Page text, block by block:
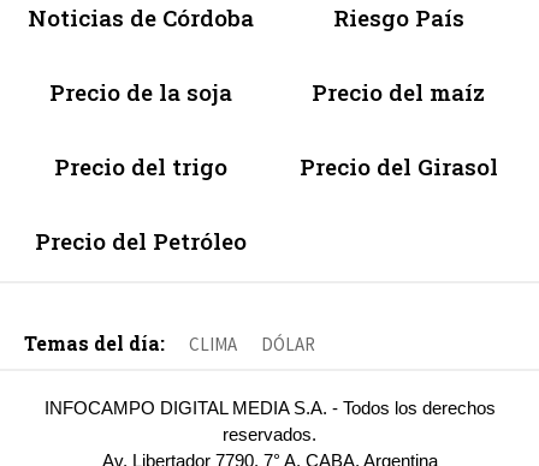
Noticias de Córdoba Riesgo País
Precio de la soja Precio del maíz
Precio del trigo Precio del Girasol
Precio del Petróleo
Temas del día: CLIMA DÓLAR
INFOCAMPO DIGITAL MEDIA S.A. - Todos los derechos
reservados.
Av. Libertador 7790, 7° A, CABA, Argentina